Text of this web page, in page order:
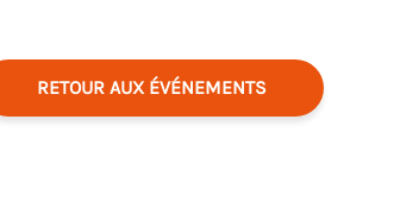
RETOUR AUX ÉVÉNEMENTS